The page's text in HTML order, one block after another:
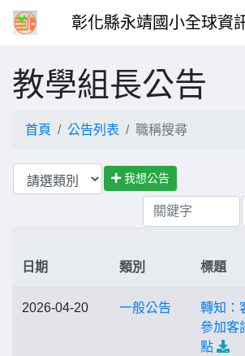
彰化縣永靖國小全球資
教學組長公告
首頁 公告列表 職稱搜尋
我想公告
日期 類別 標題
2026-04-20 一般公告
轉知：
參加客
點